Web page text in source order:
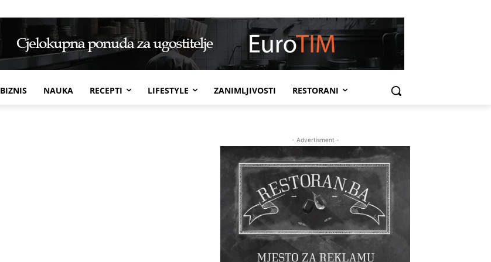
BIZNIS NAUKA RECEPTI LIFESTYLE ZANIMLJIVOSTI RESTORANI
- Advertisment -